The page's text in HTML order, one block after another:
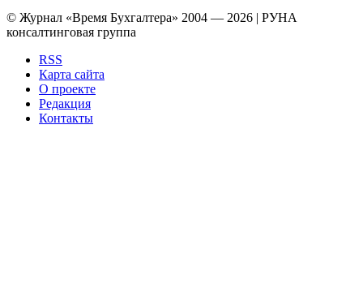
© Журнал «Время Бухгалтера» 2004 — 2026 | РУНА
консалтинговая группа
RSS
Карта сайта
О проекте
Редакция
Контакты